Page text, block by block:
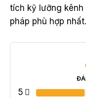
tích kỹ lưỡng kênh
pháp phù hợp nhất.
5